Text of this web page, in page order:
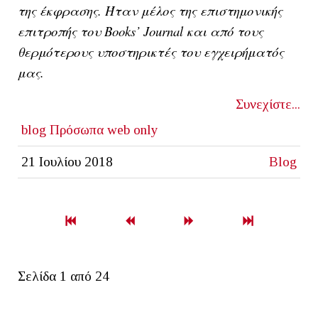
της έκφρασης. Ήταν μέλος της επιστημονικής
επιτροπής τουBooks’ Journal και από τους
θερμότερους υποστηρικτές του εγχειρήματός
μας.
Συνεχίστε...
blog Πρόσωπα web only
21 Ιουλίου 2018 Blog
Σελίδα 1 από 24